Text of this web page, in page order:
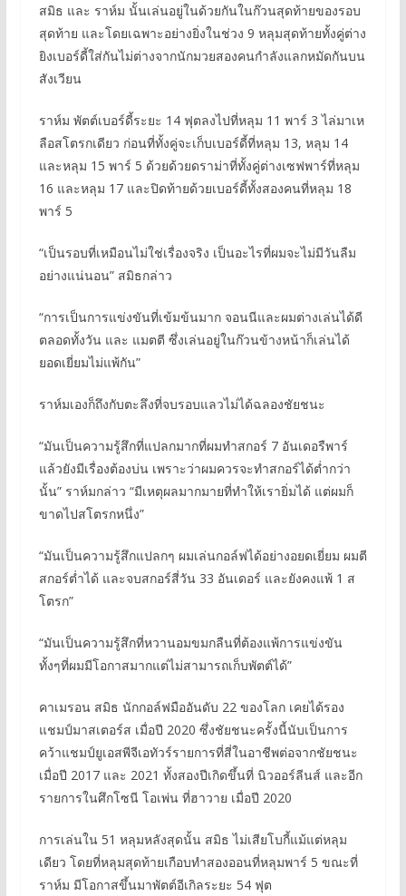
สมิธ และ ราห์ม นั้นเล่นอยู่ในด้วยกันในก๊วนสุดท้ายของรอบ
สุดท้าย และโดยเฉพาะอย่างยิ่งในช่วง 9 หลุมสุดท้ายทั้งคู่ต่าง
ยิงเบอร์ดี้ใส่กันไม่ต่างจากนักมวยสองคนกำลังแลกหมัดกันบน
สังเวียน
ราห์ม พัตต์เบอร์ดี้ระยะ 14 ฟุตลงไปที่หลุม 11 พาร์ 3 ไล่มาเห
ลือสโตรกเดียว ก่อนที่ทั้งคู่จะเก็บเบอร์ดี้ที่หลุม 13, หลุม 14
และหลุม 15 พาร์ 5 ด้วยด้วยดราม่าที่ทั้งคู่ต่างเซฟพาร์ที่หลุม
16 และหลุม 17 และปิดท้ายด้วยเบอร์ดี้ทั้งสองคนที่หลุม 18
พาร์ 5
“เป็นรอบที่เหมือนไม่ใช่เรื่องจริง เป็นอะไรที่ผมจะไม่มีวันลืม
อย่างแน่นอน” สมิธกล่าว
“การเป็นการแข่งขันที่เข้มข้นมาก จอนนีและผมต่างเล่นได้ดี
ตลอดทั้งวัน และ แมตตี ซึ่งเล่นอยู่ในก๊วนข้างหน้าก็เล่นได้
ยอดเยี่ยมไม่แพ้กัน”
ราห์มเองก็ถึงกับตะลึงที่จบรอบแลวไม่ได้ฉลองชัยชนะ
“มันเป็นความรู้สึกที่แปลกมากที่ผมทำสกอร์ 7 อันเดอรืพาร์
แล้วยังมีเรื่องต้องบ่น เพราะว่าผมควรจะทำสกอร์ได้ต่ำกว่า
นั้น” ราห์มกล่าว “มีเหตุผลมากมายที่ทำให้เรายิ่มได้ แต่ผมก็
ขาดไปสโตรกหนึ่ง”
“มันเป็นความรู้สึกแปลกๆ ผมเล่นกอล์ฟได้อย่างอยดเยี่ยม ผมตี
สกอร์ต่ำได้ และจบสกอร์สี่วัน 33 อันเดอร์ และยังคงแพ้ 1 ส
โตรก”
“มันเป็นความรู้สึกที่หวานอมขมกลืนที่ต้องแพ้การแข่งขัน
ทั้งๆที่ผมมีโอกาสมากแต่ไม่สามารถเก็บพัตต์ได้”
คาเมรอน สมิธ นักกอล์ฟมืออันดับ 22 ของโลก เคยได้รอง
แชมป์มาสเตอร์ส เมื่อปี 2020 ซึ่งชัยชนะครั้งนี้นับเป็นการ
คว้าแชมป์ยูเอสพีจีเอทัวร์รายการที่สี่ในอาชีพต่อจากชัยชนะ
เมื่อปี 2017 และ 2021 ทั้งสองปีเกิดขึ้นที่ นิวออร์ลีนส์ และอีก
รายการในศึกโซนี โอเพ่น ที่ฮาวาย เมื่อปี 2020
การเล่นใน 51 หลุมหลังสุดนั้น สมิธ ไม่เสียโบกี้แม้แต่หลุม
เดียว โดยที่หลุมสุดท้ายเกือบทำสองออนที่หลุมพาร์ 5 ขณะที่
ราห์ม มีโอกาสขึ้นมาพัตต์อีเกิลระยะ 54 ฟุต